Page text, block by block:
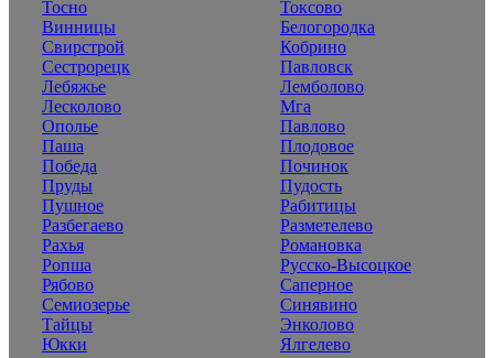
Тосно
Токсово
Винницы
Белогородка
Свирстрой
Кобрино
Сестрорецк
Павловск
Лебяжье
Лемболово
Лесколово
Мга
Ополье
Павлово
Паша
Плодовое
Победа
Починок
Пруды
Пудость
Пушное
Рабитицы
Разбегаево
Разметелево
Рахья
Романовка
Ропша
Русско-Высоцкое
Рябово
Саперное
Семиозерье
Синявино
Тайцы
Энколово
Юкки
Ялгелево